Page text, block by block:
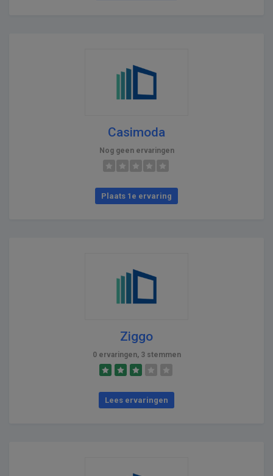
Casimoda
Nog geen ervaringen
Plaats 1e ervaring
Ziggo
0 ervaringen, 3 stemmen
Lees ervaringen